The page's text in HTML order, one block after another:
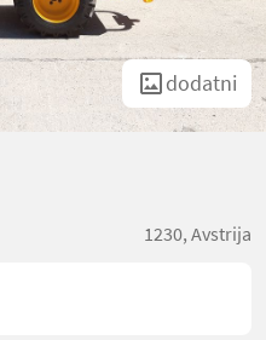
dodatni
1230, Avstrija